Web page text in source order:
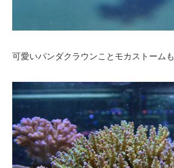
可愛いパンダクラウンことモカストームも